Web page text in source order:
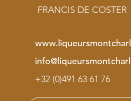
FRANCIS DE COSTER
+32 (0)491 63 61 76